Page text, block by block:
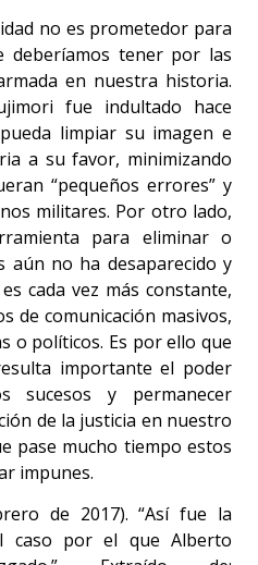
no es prometedor para
deberíamos tener por las
en nuestra historia.
fue indultado hace
limpiar su imagen e
a su favor, minimizando
“pequeños errores” y
militares. Por otro lado,
para eliminar o
aún no ha desaparecido y
cada vez más constante,
de comunicación masivos,
o políticos. Es por ello que
importante el poder
sucesos y permanecer
de la justicia en nuestro
pase mucho tiempo estos
impunes.
de 2017). “Así fue la
caso por el que Alberto